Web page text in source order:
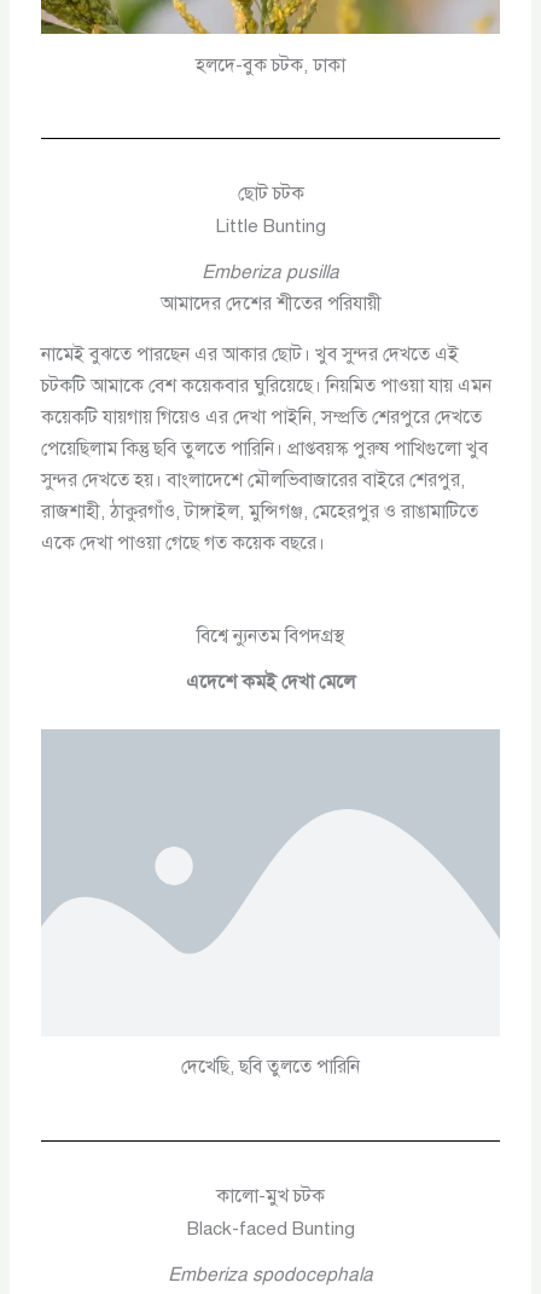
হলদে-বুক চটক, ঢাকা
ছোট চটক
Little Bunting
Emberiza pusilla
আমাদের দেশের শীতের পরিযায়ী
নামেই বুঝতে পারছেন এর আকার ছোট। খুব সুন্দর দেখতে এই
চটকটি আমাকে বেশ কয়েকবার ঘুরিয়েছে। নিয়মিত পাওয়া যায় এমন
কয়েকটি যায়গায় গিয়েও এর দেখা পাইনি, সম্প্রতি শেরপুরে দেখতে
পেয়েছিলাম কিন্তু ছবি তুলতে পারিনি। প্রাপ্তবয়স্ক পুরুষ পাখিগুলো খুব
সুন্দর দেখতে হয়। বাংলাদেশে মৌলভিবাজারের বাইরে শেরপুর,
রাজশাহী, ঠাকুরগাঁও, টাঙ্গাইল, মুন্সিগঞ্জ, মেহেরপুর ও রাঙামাটিতে
একে দেখা পাওয়া গেছে গত কয়েক বছরে।
বিশ্বে ন্যুনতম বিপদগ্রস্থ
এদেশে কমই দেখা মেলে
দেখেছি, ছবি তুলতে পারিনি
কালো-মুখ চটক
Black-faced Bunting
Emberiza spodocephala